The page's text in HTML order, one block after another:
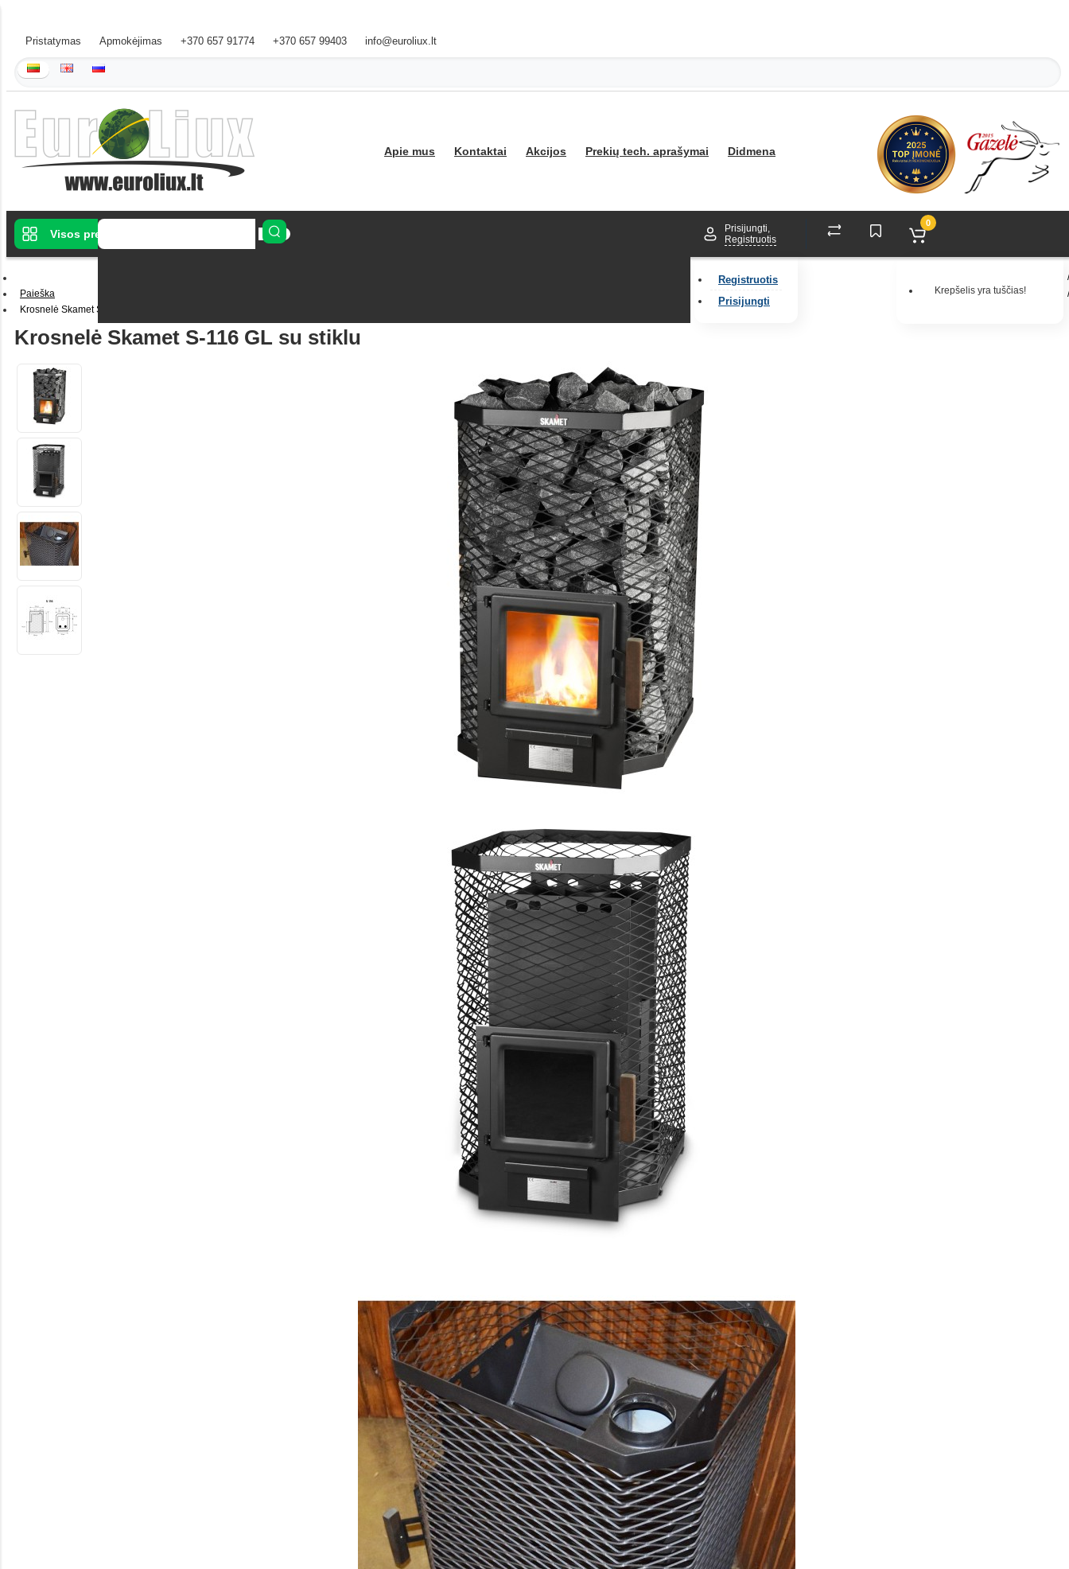
Pristatymas Apmokėjimas +370 657 91774 +370 657 99403 info@euroliux.lt
Apie mus Kontaktai Akcijos Prekių tech. aprašymai Didmena
Visos prekės
Prisijungti,
Registruotis
Registruotis
Prisijungti
0
Krepšelis yra tuščias!
Paieška
Krosnelė Skamet S-116 GL su stiklu
Krosnelė Skamet S-116 GL su stiklu